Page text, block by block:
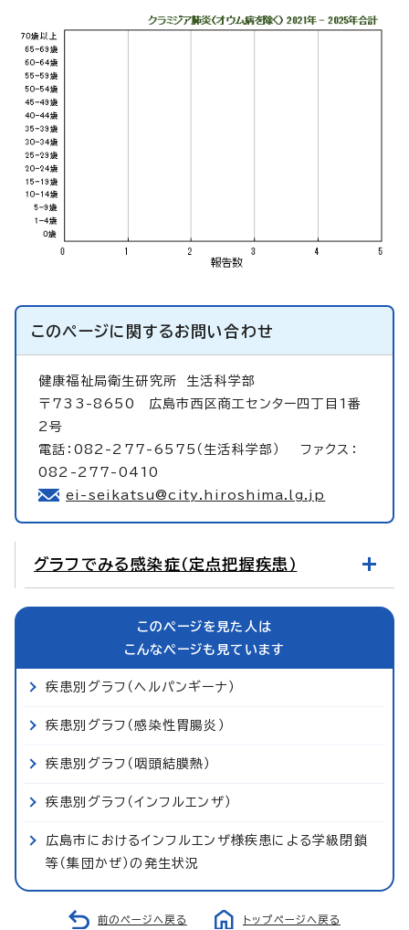
このページに関するお問い合わせ
健康福祉局衛生研究所 生活科学部
〒733-8650 広島市西区商工センター四丁目1番
2号
電話：082-277-6575（生活科学部） ファクス：
082-277-0410
ei-seikatsu@city.hiroshima.lg.jp
グラフでみる感染症（定点把握疾患）
このページを見た人は
こんなページも見ています
疾患別グラフ（ヘルパンギーナ）
疾患別グラフ（感染性胃腸炎）
疾患別グラフ（咽頭結膜熱）
疾患別グラフ（インフルエンザ）
広島市におけるインフルエンザ様疾患による学級閉鎖
等（集団かぜ）の発生状況
前のページへ戻る トップページへ戻る